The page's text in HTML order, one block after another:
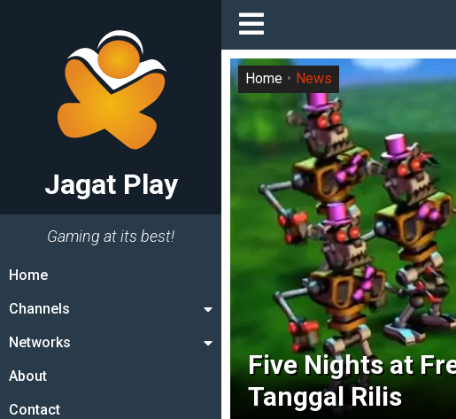
Jagat Play
Gaming at its best!
Home
Channels
Networks
About
Contact
Five Nights at
Tanggal Rilis
Home News